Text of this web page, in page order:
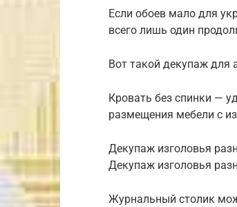
Если обоев мало для
всего лишь один
Вот такой декупаж для
Кровать без спинки —
размещения мебели с
Декупаж изголовья
Декупаж изголовья
Журнальный столик